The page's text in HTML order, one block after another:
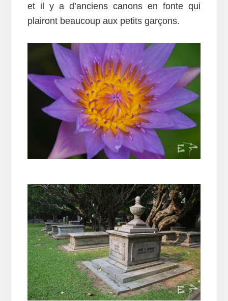
et il y a d’anciens canons en fonte qui
plairont beaucoup aux petits garçons.